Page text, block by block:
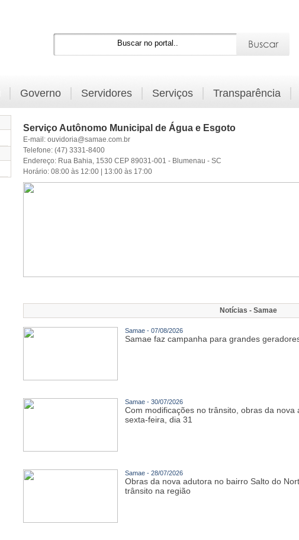
Governo Servidores Serviços Transparência
Serviço Autônomo Municipal de Água e Esgoto
E-mail: ouvidoria@samae.com.br
Telefone: (47) 3331-8400
Endereço: Rua Bahia, 1530 CEP 89031-001 - Blumenau - SC
Horário: 08:00 às 12:00 | 13:00 às 17:00
Notícias - Samae
Samae - 07/08/2026
Samae faz campanha para grandes
Samae - 30/07/2026
Com modificações no trânsito, obras da
sexta-feira, dia 31
Samae - 28/07/2026
Obras da nova adutora no bairro Salto do
trânsito na região